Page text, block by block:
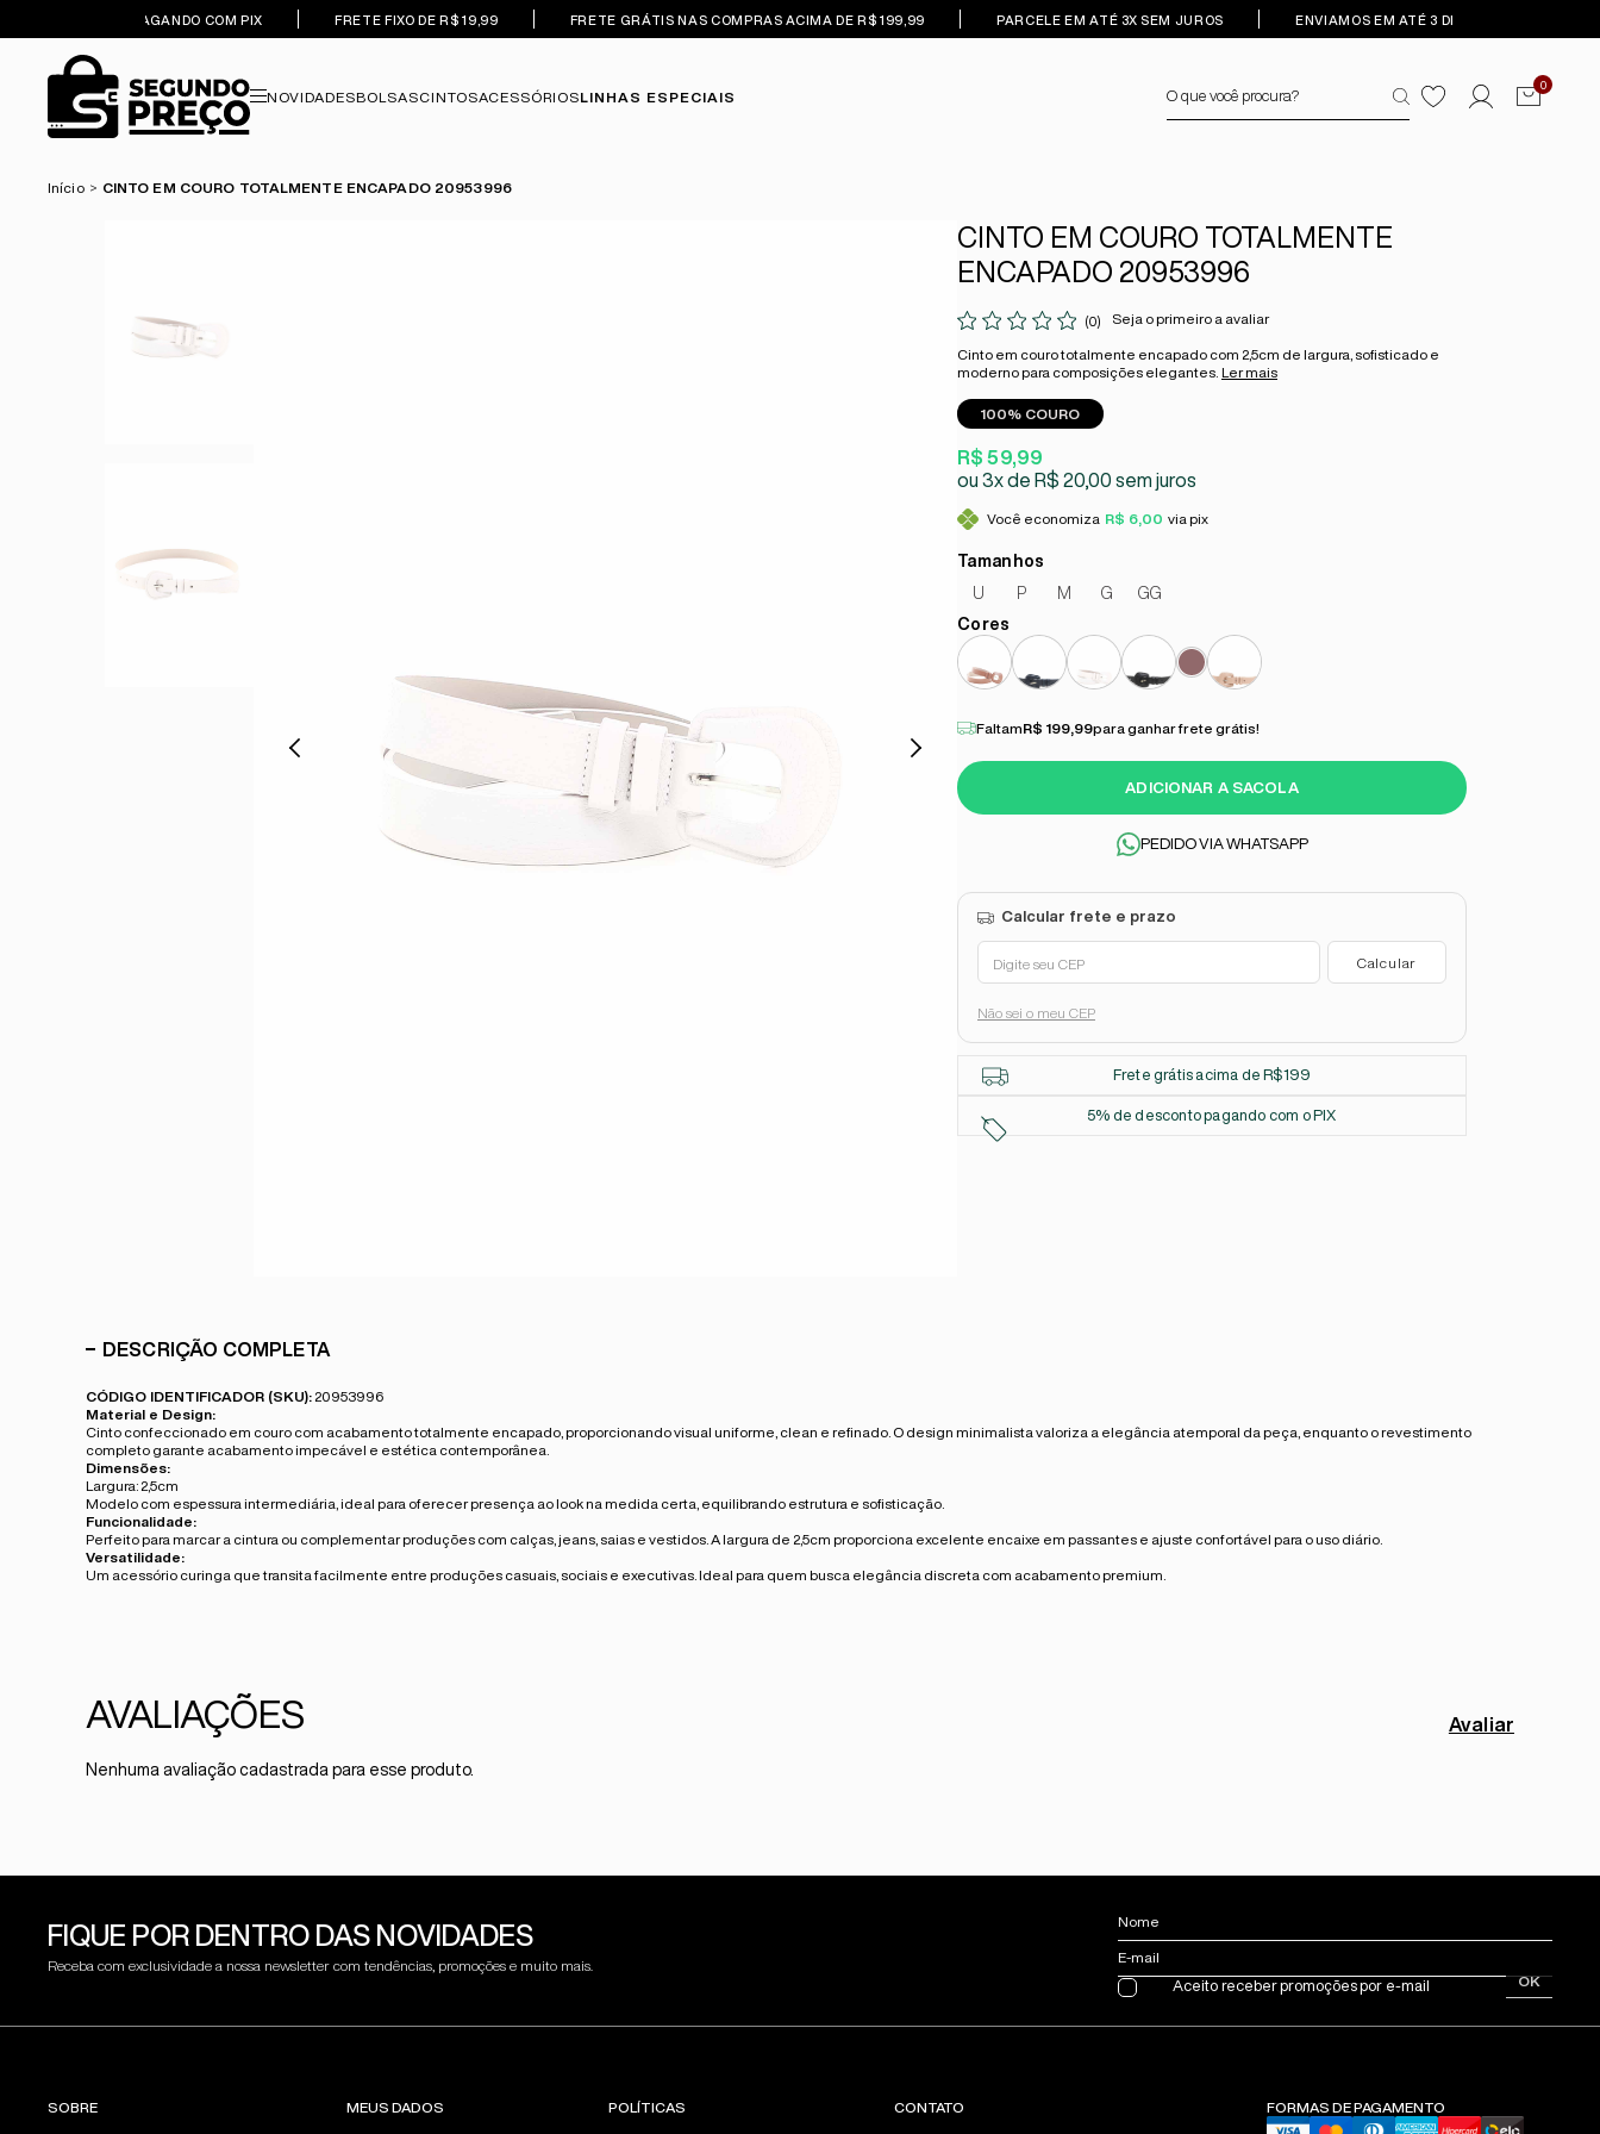
5% OFF PAGANDO COM PIX FRETE FIXO DE R$ 19,99 FRETE GRÁTIS NAS COMPRAS ACIMA DE R$ 199,99 PARCELE EM ATÉ 3X SEM JUROS ENVIAMOS EM ATÉ 3 DIAS ÚTEIS
NOVIDADESBOLSASCINTOSACESSÓRIOSLINHAS ESPECIAIS
0
Início CINTO EM COURO TOTALMENTE ENCAPADO 20953996
CINTO EM COURO TOTALMENTE
ENCAPADO 20953996
(0) Seja o primeiro a avaliar
Cinto em couro totalmente encapado com 2,5cm de largura, sofisticado e
moderno para composições elegantes. Ler mais
100% COURO
R$ 59,99
3x
R$ 20,00 sem juros
Você economiza R$ 6,00 via pix
U P M G GG
ADICIONAR A SACOLA
FaltamR$ 199,99para ganhar frete grátis!
PEDIDO VIA WHATSAPP
Não sei o meu CEP
Frete grátis acima de R$199
5% de desconto pagando com o PIX
DESCRIÇÃO COMPLETA
CÓDIGO IDENTIFICADOR (SKU): 20953996
Material e Design:
Cinto confeccionado em couro com acabamento totalmente encapado, proporcionando visual uniforme, clean e refinado. O design minimalista valoriza a elegância atemporal da peça, enquanto o revestimento
completo garante acabamento impecável e estética contemporânea.
Dimensões:
Largura: 2,5cm
Modelo com espessura intermediária, ideal para oferecer presença ao look na medida certa, equilibrando estrutura e sofisticação.
Funcionalidade:
Perfeito para marcar a cintura ou complementar produções com calças, jeans, saias e vestidos. A largura de 2,5cm proporciona excelente encaixe em passantes e ajuste confortável para o uso diário.
Versatilidade:
Um acessório curinga que transita facilmente entre produções casuais, sociais e executivas. Ideal para quem busca elegância discreta com acabamento premium.
Avaliar
Nenhuma avaliação cadastrada para esse produto.
FIQUE POR DENTRO DAS NOVIDADES
Receba com exclusividade a nossa newsletter com tendências, promoções e muito mais.
Nome
E-mail
OK
Aceito receber promoções por e-mail
SOBRE MEUS DADOS POLÍTICAS CONTATO FORMAS DE PAGAMENTO